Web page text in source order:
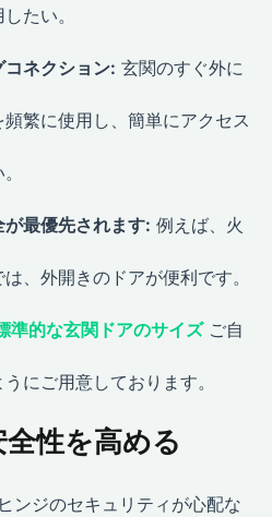
たい。
ネクション: 玄関のすぐ外に
繁に使用し、簡単にアクセス
最優先されます: 例えば、火
、外開きのドアが便利です。
準的な玄関ドアのサイズご自
にご用意しております。
性を高める
ンジのセキュリティが心配な